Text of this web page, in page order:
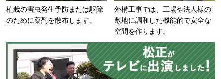
植栽の害虫発生予防または駆除
のために薬剤を散布します。
外構工事では、工場や法人様の
敷地に調和した機能的で安全な
空間を作ります。